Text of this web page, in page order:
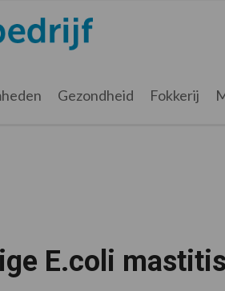
Gezondheid Fokkerij
E.coli